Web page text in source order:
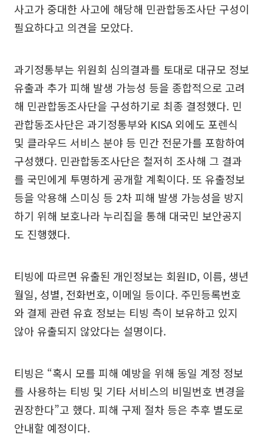
사고가 중대한 사고에 해당해 민관합동조사단 구성이
필요하다고 의견을 모았다.
과기정통부는 위원회 심의결과를 토대로 대규모 정보
유출과 추가 피해 발생 가능성 등을 종합적으로 고려
해 민관합동조사단을 구성하기로 최종 결정했다. 민
관합동조사단은 과기정통부와 KISA 외에도 포렌식
및 클라우드 서비스 분야 등 민간 전문가를 포함하여
구성했다. 민관합동조사단은 철저히 조사해 그 결과
를 국민에게 투명하게 공개할 계획이다. 또 유출정보
등을 악용해 스미싱 등 2차 피해 발생 가능성을 방지
하기 위해 보호나라 누리집을 통해 대국민 보안공지
도 진행했다.
티빙에 따르면 유출된 개인정보는 회원ID, 이름, 생년
월일, 성별, 전화번호, 이메일 등이다. 주민등록번호
와 결제 관련 유효 정보는 티빙 측이 보유하고 있지
않아 유출되지 않았다는 설명이다.
티빙은 “혹시 모를 피해 예방을 위해 동일 계정 정보
를 사용하는 티빙 및 기타 서비스의 비밀번호 변경을
권장한다”고 했다. 피해 구제 절차 등은 추후 별도로
안내할 예정이다.